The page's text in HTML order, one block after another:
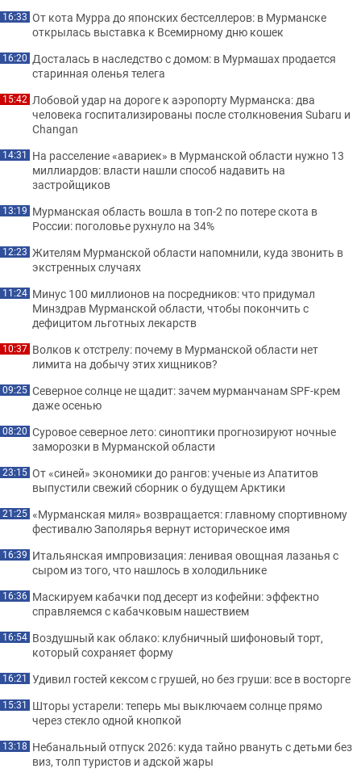
16:33 От кота Мурра до японских бестселлеров: в Мурманске
открылась выставка к Всемирному дню кошек
16:20 Досталась в наследство с домом: в Мурмашах продается
старинная оленья телега
15:42 Лобовой удар на дороге к аэропорту Мурманска: два
человека госпитализированы после столкновения Subaru и
Changan
14:31 На расселение «авариек» в Мурманской области нужно 13
миллиардов: власти нашли способ надавить на
застройщиков
13:19 Мурманская область вошла в топ-2 по потере скота в
России: поголовье рухнуло на 34%
12:23 Жителям Мурманской области напомнили, куда звонить в
экстренных случаях
11:24 Минус 100 миллионов на посредников: что придумал
Минздрав Мурманской области, чтобы покончить с
дефицитом льготных лекарств
10:37 Волков к отстрелу: почему в Мурманской области нет
лимита на добычу этих хищников?
09:25 Северное солнце не щадит: зачем мурманчанам SPF-крем
даже осенью
08:20 Суровое северное лето: синоптики прогнозируют ночные
заморозки в Мурманской области
23:15 От «синей» экономики до рангов: ученые из Апатитов
выпустили свежий сборник о будущем Арктики
21:25 «Мурманская миля» возвращается: главному спортивному
фестивалю Заполярья вернут историческое имя
16:39 Итальянская импровизация: ленивая овощная лазанья с
сыром из того, что нашлось в холодильнике
16:36 Маскируем кабачки под десерт из кофейни: эффектно
справляемся с кабачковым нашествием
16:54 Воздушный как облако: клубничный шифоновый торт,
который сохраняет форму
16:21 Удивил гостей кексом с грушей, но без груши: все в восторге
15:31 Шторы устарели: теперь мы выключаем солнце прямо
через стекло одной кнопкой
13:18 Небанальный отпуск 2026: куда тайно рвануть с детьми без
виз, толп туристов и адской жары